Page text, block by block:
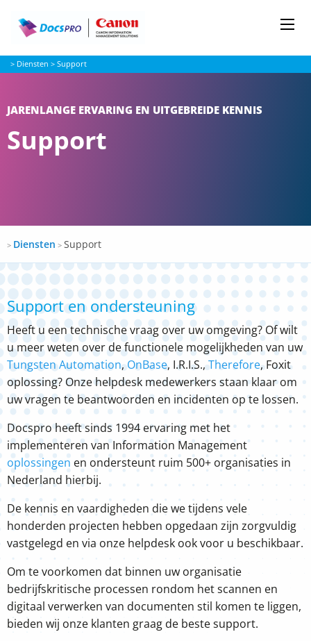
Docspro
> Diensten > Support
JARENLANGE ERVARING EN UITGEBREIDE KENNIS
Support
Docspro
> Diensten > Support
Support en ondersteuning
Heeft u een technische vraag over uw omgeving? Of wilt
u meer weten over de functionele mogelijkheden van uw
Tungsten Automation,OnBase, I.R.I.S.,Therefore, Foxit
oplossing? Onze helpdesk medewerkers staan klaar om
uw vragen te beantwoorden en incidenten op te lossen.
Docspro heeft sinds 1994 ervaring met het
implementeren van Information Management
oplossingen en ondersteunt ruim 500+ organisaties in
Nederland hierbij.
De kennis en vaardigheden die we tijdens vele
honderden projecten hebben opgedaan zijn zorgvuldig
vastgelegd en via onze helpdesk ook voor u beschikbaar.
Om te voorkomen dat binnen uw organisatie
bedrijfskritische processen rondom het scannen en
digitaal verwerken van documenten stil komen te liggen,
bieden wij onze klanten graag de beste support.